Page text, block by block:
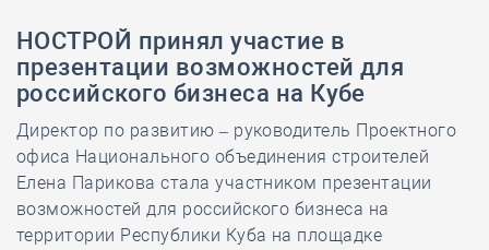
НОСТРОЙ принял участие в
презентации возможностей для
российского бизнеса на Кубе
Директор по развитию – руководитель Проектного
офиса Национального объединения строителей
Елена Парикова стала участником презентации
возможностей для российского бизнеса на
территории Республики Куба на площадке